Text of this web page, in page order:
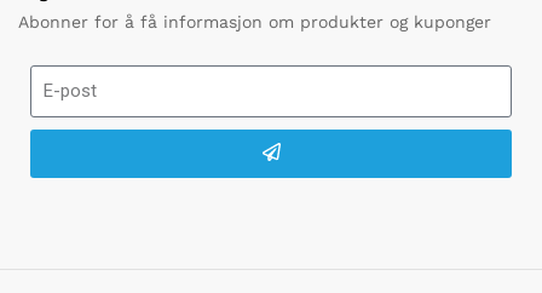
Abonner for å få informasjon om produkter og kuponger